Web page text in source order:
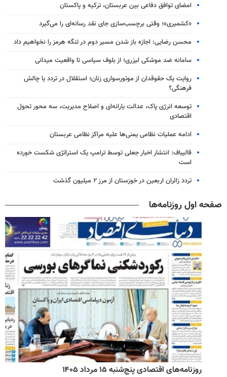
امضای توافق دفاعی بین عربستان، ترکیه و پاکستان
«کشمیری»؛ وقتی برچسب‌سازی جای نقد رسانه‌ای را می‌گیرد
محسن رضایی: اجازه باز شدن مسیر دوم در تنگه هرمز را نخواهیم داد
سامانه ضد موشکی لیزری؛ از بلوف سیاسی تا واقعیت میدانی
روایت یک حقوقدان از موتورسواری زنان؛ استقلال در تردد یا چالش
فرهنگی؟
توسعه انرژی پاک، عدالت یارانه‌ای و اصلاح مدیریت، سه محور تحول
اقتصادی
ادامه عملیات نظامی یمنی‌ها علیه مراکز نظامی عربستان
قالیباف: انتشار اخبار جعلی توسط ترامپ یک استراتژی شکست خورده
است
تردد زائران اربعین در خوزستان از مرز ۲ میلیون گذشت
صفحه اول روزنامه‌ها
روزنامه‌های اقتصادی پنج‌شنبه ۱۵ مرداد ۱۴۰۵